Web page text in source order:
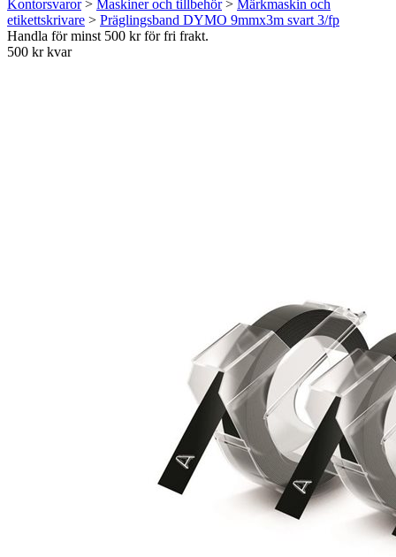
Kontorsvaror> Maskiner och tillbehör> Märkmaskin och
etikettskrivare > Präglingsband DYMO 9mmx3m svart 3/fp
Handla för minst 500 kr för fri frakt.
500 kr kvar